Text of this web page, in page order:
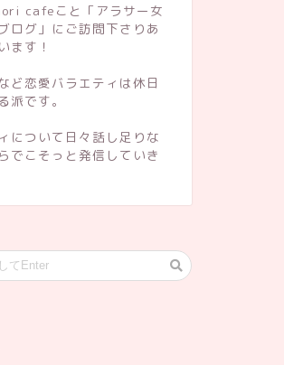
cafeこと「アラサー女
ログ」にご訪問下さりあ
ます！
ど恋愛バラエティは休日
派です。
について日々話し足りな
でこそっと発信していき